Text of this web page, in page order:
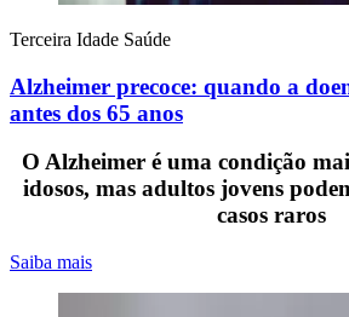
Terceira Idade Saúde
Alzheimer precoce: quando a
antes dos 65 anos
O Alzheimer é uma condição
idosos, mas adultos jovens
casos raros
Saiba mais